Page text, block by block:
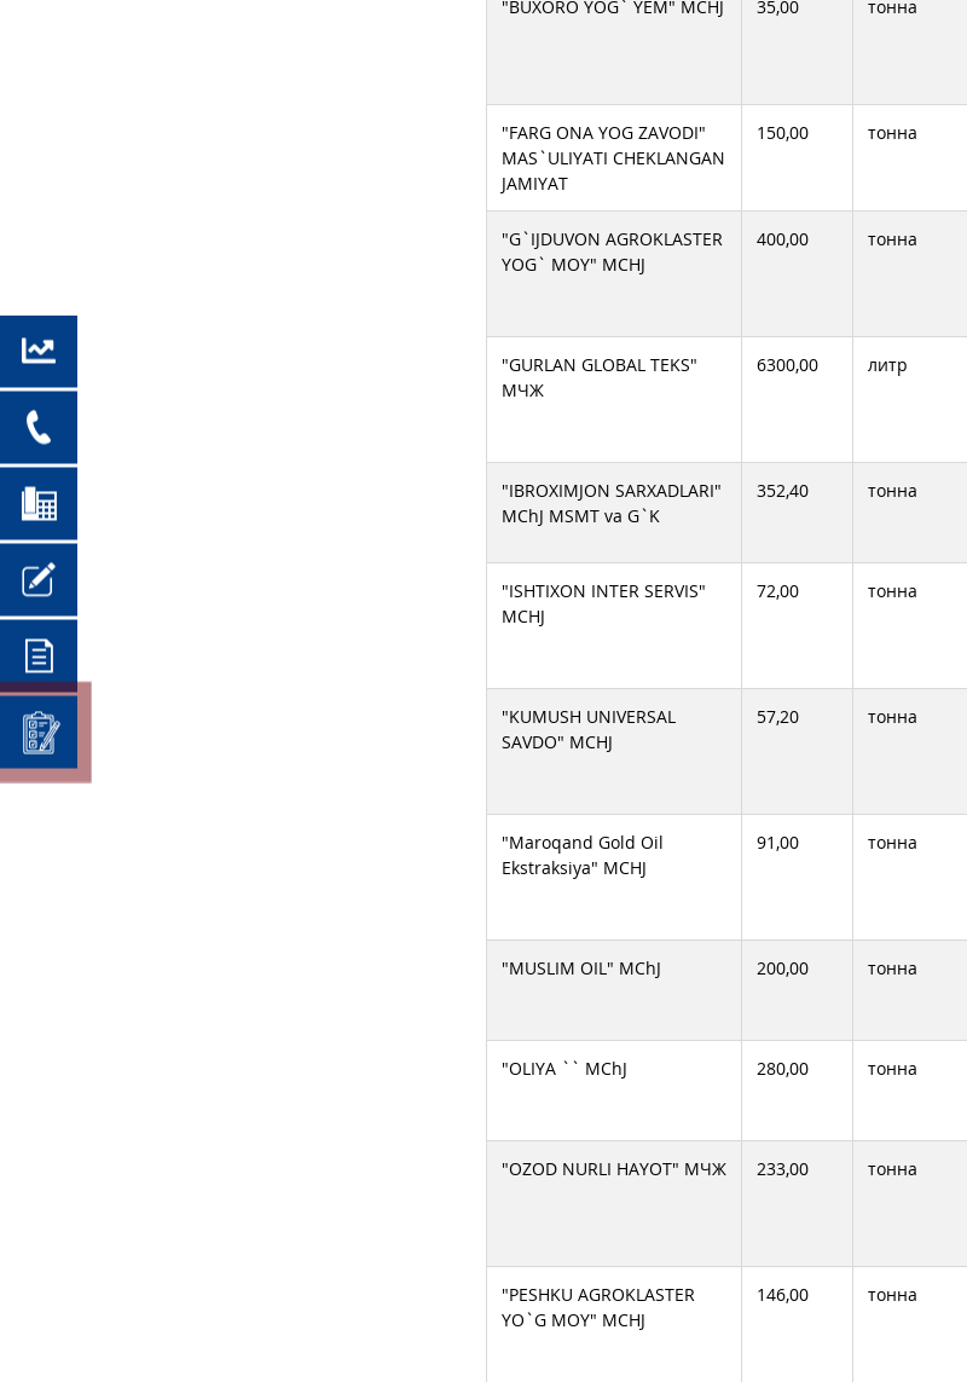
ООО ZAMIN-AGRO OIL
"BUXORO YOG` YEM" MCHJ 35,00 тонна
"FARG ONA YOG ZAVODI"
MAS`ULIYATI CHEKLANGAN
JAMIYAT
150,00 тонна
"G`IJDUVON AGROKLASTER
YOG` MOY" MCHJ
400,00 тонна
"GURLAN GLOBAL TEKS"
МЧЖ
6300,00 литр
"IBROXIMJON SARXADLARI"
MChJ MSMT va G`K
352,40 тонна
"ISHTIXON INTER SERVIS"
MCHJ
72,00 тонна
"KUMUSH UNIVERSAL
SAVDO" MCHJ
57,20 тонна
"Maroqand Gold Oil
Ekstraksiya" MCHJ
91,00 тонна
"MUSLIM OIL" MChJ 200,00 тонна
"OLIYA `` MChJ 280,00 тонна
"OZOD NURLI HAYOT" МЧЖ 233,00 тонна
"PESHKU AGROKLASTER
YO`G MOY" MCHJ
146,00 тонна